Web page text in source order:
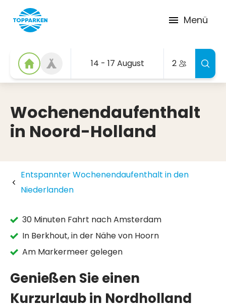
Menü
14 - 17 August 2
Wochenendaufenthalt
in Noord-Holland
Entspannter Wochenendaufenthalt in den
Niederlanden
30 Minuten Fahrt nach Amsterdam
In Berkhout, in der Nähe von Hoorn
Am Markermeer gelegen
Genießen Sie einen
Kurzurlaub in Nordholland